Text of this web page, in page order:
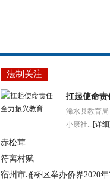
法制关注
扛起使命责
浠水县教育
小康社...[详
赤松茸
符离村赋
宿州市埇桥区举办侨界2020